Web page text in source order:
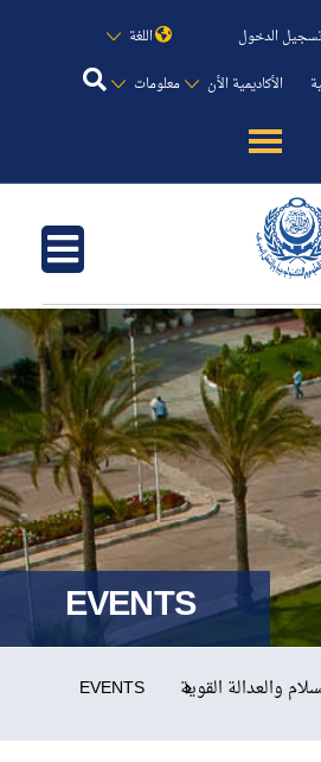
الدخول
اللغة
الأكاديمية الأن معلومات
عن الأكاديمية
النقل البحري
القبول والتسجيل
الدراسات الأكاديمية
طلبة الأكاديمية
البحث العلمي
التدريب والخدمة المجتمعية
EVENTS
والعدالة القوية EVENTS